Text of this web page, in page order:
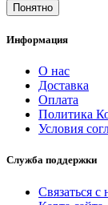
Понятно
Информация
О нас
Доставка
Оплата
Политика
Условия
Служба поддержки
Связаться с